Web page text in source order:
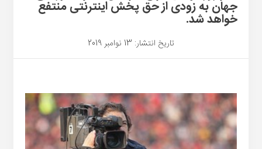
جهان به زودی از حق پخش اینترنتی منتفع
خواهد شد.
تاریخ انتشار: 13 نوامبر 2019